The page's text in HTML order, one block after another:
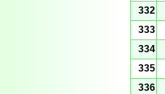
332
333
334
335
336